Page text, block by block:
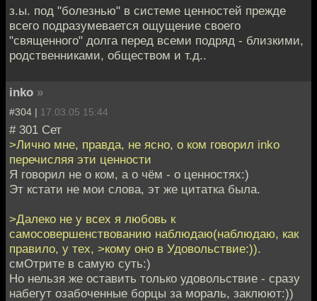
з.ы. под "болезнью" в системе ценностей прежде
всего подразумевается ощущение своего
"священного" долга перед всеми подряд - близкими,
родственниками, обществом и т.д..
inko »
#304 | 17.03.05 15:44
# 301 Сет
>Лично мне, правда, не ясно, о ком говорил inko
перечисляя эти ценности
Я говорил не о ком, а о чём - о ценностях:)
Эт кстати не мои слова, эт же цитатка была.
>Далеко не у всех я любовь к
самосовершенствованию наблюдаю(наблюдаю, как
правило, у тех, >кому оно в Удовольствие:)).
смОтрите в самую суть:)
Но нельзя же оставить только удовольствие - сразу
набегут озабоченные борцы за мораль, заклюют:))